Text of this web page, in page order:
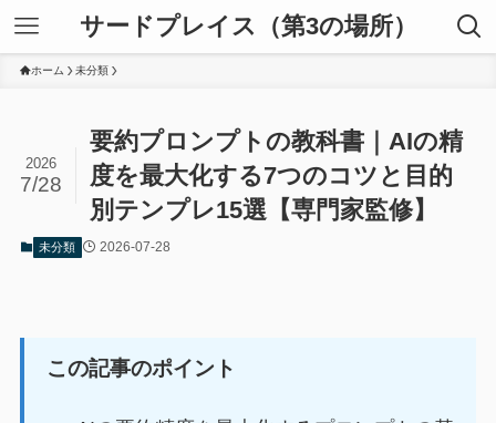
サードプレイス（第3の場所）
ホーム 未分類
要約プロンプトの教科書｜AIの精
度を最大化する7つのコツと目的
別テンプレ15選【専門家監修】
2026
7/28
未分類 2026-07-28
この記事のポイント